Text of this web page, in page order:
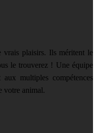
vrais plaisirs. Ils méritent le
le trouverez ! Une équipe
multiples compétences
votre animal.